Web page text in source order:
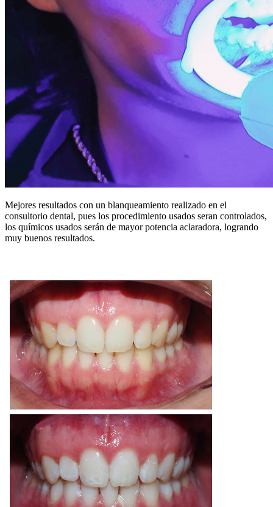
Mejores resultados con un blanqueamiento realizado en el
consultorio dental, pues los procedimiento usados seran controlados,
los químicos usados serán de mayor potencia aclaradora, logrando
muy buenos resultados.